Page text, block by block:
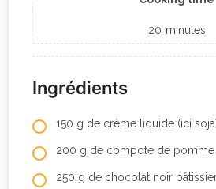
20 minutes
Ingrédients
150 g de crème liquide (ici
200 g de compote de pomme
250 g de chocolat noir